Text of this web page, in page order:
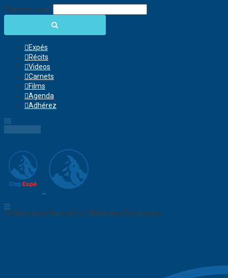
Chercher pour:
Expés
Récits
Videos
Carnets
Films
Agenda
Adhérez
Collaborative Network for Wilderness Enthusiasts